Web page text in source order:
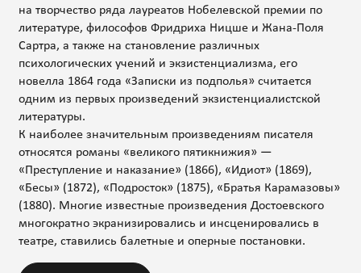
на творчество ряда лауреатов Нобелевской премии по
литературе, философов Фридриха Ницше и Жана-Поля
Сартра, а также на становление различных
психологических учений и экзистенциализма, его
новелла 1864 года «Записки из подполья» считается
одним из первых произведений экзистенциалистской
литературы.
К наиболее значительным произведениям писателя
относятся романы «великого пятикнижия» —
«Преступление и наказание» (1866), «Идиот» (1869),
«Бесы» (1872), «Подросток» (1875), «Братья Карамазовы»
(1880). Многие известные произведения Достоевского
многократно экранизировались и инсценировались в
театре, ставились балетные и оперные постановки.